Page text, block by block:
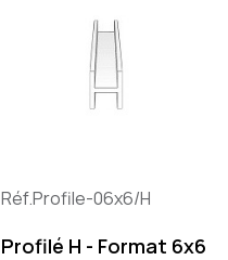
Réf.Profile-06x6/H
Profilé H - Format 6x6